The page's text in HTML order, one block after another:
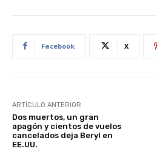
Facebook X
ARTÍCULO ANTERIOR
Dos muertos, un gran
apagón y cientos de vuelos
cancelados deja Beryl en
EE.UU.